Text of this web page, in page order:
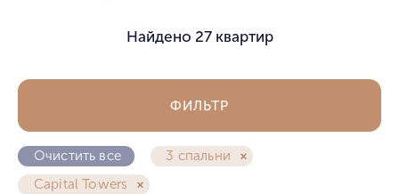
Найдено 27 квартир
Очистить все
3 спальни
Capital Towers
ФИЛЬТР